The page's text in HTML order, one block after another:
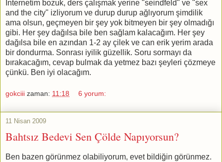
İnternetim bozuk, ders çalışmak yerine "seindfeld" ve "sex
and the city" izliyorum ve durup durup ağlıyorum şimdilik
ama olsun, geçmeyen bir şey yok bitmeyen bir şey olmadığı
gibi. Her şey dağılsa bile ben sağlam kalacağım. Her şey
dağılsa bile en azından 1-2 ay çilek ve can erik yerim arada
bir dondurma. Sonrası iyilik güzellik. Soru sormayı da
bırakacağım, cevap bulmak da yetmez bazı şeyleri çözmeye
çünkü. Ben iyi olacağım.
gokciii zaman: 11:18 6 yorum:
11 Nisan 2009
Bahtsız Bedevi Sen Çölde Napıyorsun?
Ben bazen görünmez olabiliyorum, evet bildiğin görünmez.